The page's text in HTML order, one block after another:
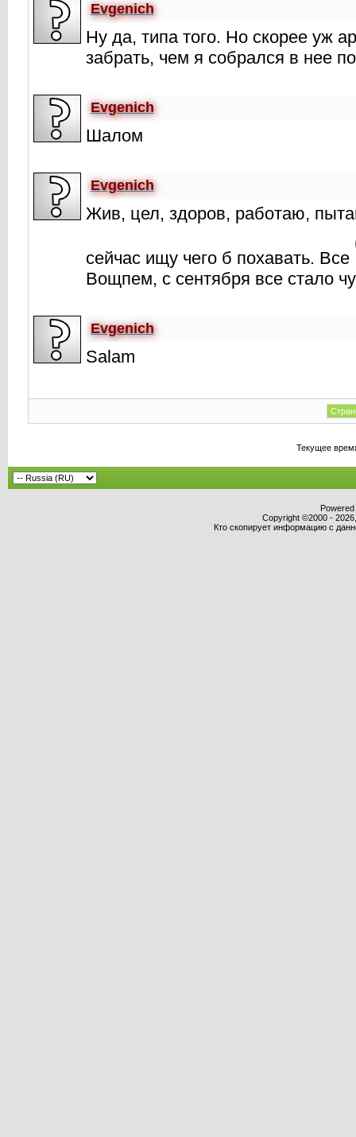
Evgenich
Ну да, типа того. Но скорее уж
забрать, чем я собрался в нее
Evgenich
Шалом
Evgenich
Жив, цел, здоров, работаю,
сейчас ищу чего б похавать. Все
Вощпем, с сентября все стало
Evgenich
Salam
Текущее
Copyright ©2000 -
Кто скопирует информацию с